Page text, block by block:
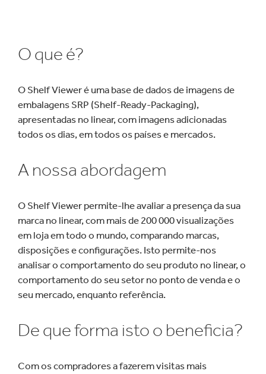
O que é?
O Shelf Viewer é uma base de dados de imagens de
embalagens SRP (Shelf-Ready-Packaging),
apresentadas no linear, com imagens adicionadas
todos os dias, em todos os países e mercados.
A nossa abordagem
O Shelf Viewer permite-lhe avaliar a presença da sua
marca no linear, com mais de 200 000 visualizações
em loja em todo o mundo, comparando marcas,
disposições e configurações. Isto permite-nos
analisar o comportamento do seu produto no linear, o
comportamento do seu setor no ponto de venda e o
seu mercado, enquanto referência.
De que forma isto o beneficia?
Com os compradores a fazerem visitas mais